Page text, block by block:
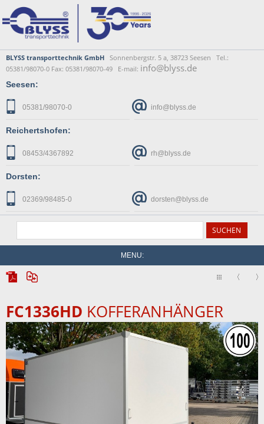
BLYSS transporttechnik GmbH Sonnenbergstr. 5 a, 38723 Seesen Tel.:
05381/98070-0 Fax: 05381/98070-49 E-mail: info@blyss.de
Seesen:
05381/98070-0 info@blyss.de
Reichertshofen:
08453/4367892 rh@blyss.de
Dorsten:
02369/98485-0 dorsten@blyss.de
MENU:
FC1336HD KOFFERANHÄNGER